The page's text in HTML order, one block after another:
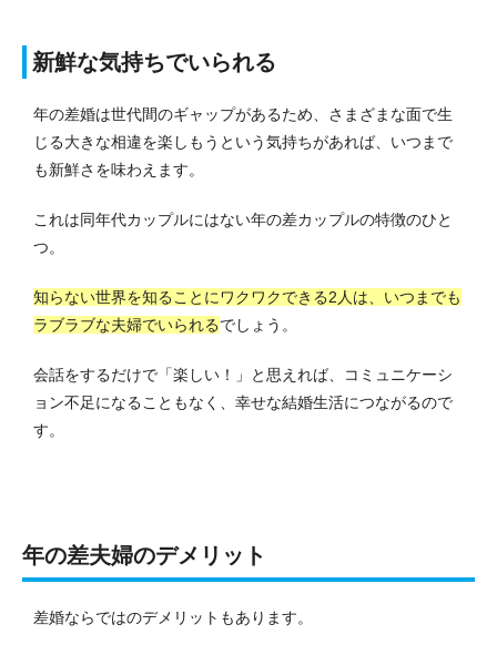
新鮮な気持ちでいられる
年の差婚は世代間のギャップがあるため、さまざまな面で生
じる大きな相違を楽しもうという気持ちがあれば、いつまで
も新鮮さを味わえます。
これは同年代カップルにはない年の差カップルの特徴のひと
つ。
知らない世界を知ることにワクワクできる2人は、いつまでも
ラブラブな夫婦でいられるでしょう。
会話をするだけで「楽しい！」と思えれば、コミュニケーシ
ョン不足になることもなく、幸せな結婚生活につながるので
す。
年の差夫婦のデメリット
差婚ならではのデメリットもあります。